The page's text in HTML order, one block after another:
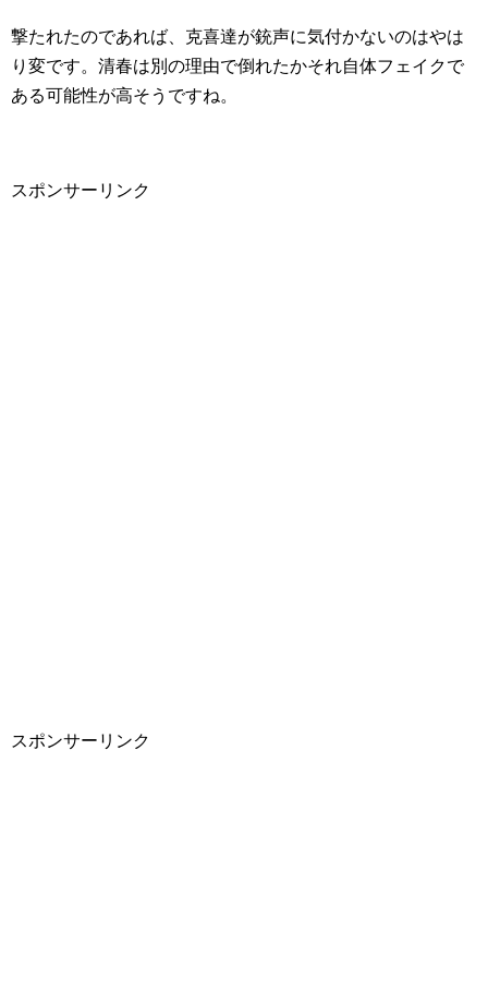
撃たれたのであれば、克喜達が銃声に気付かないのはやは
り変です。清春は別の理由で倒れたかそれ自体フェイクで
ある可能性が高そうですね。
スポンサーリンク
スポンサーリンク